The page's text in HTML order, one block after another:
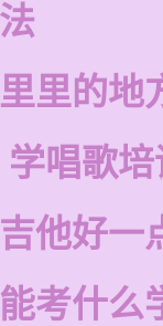
里的地
唱歌
他好一
考什么